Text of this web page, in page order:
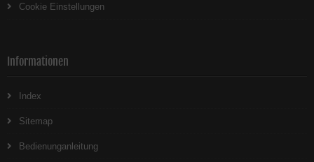
Cookie Einstellungen
Informationen
Index
Sitemap
Bedienunganleitung